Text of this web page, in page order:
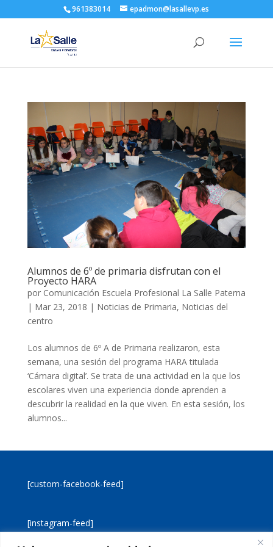
961383014 epadmon@lasallevp.es
Alumnos de 6º de primaria disfrutan con el
Proyecto HARA
por Comunicación Escuela Profesional La Salle Paterna
| Mar 23, 2018 | Noticias de Primaria, Noticias del
centro
Los alumnos de 6º A de Primaria realizaron, esta
semana, una sesión del programa HARA titulada
‘Cámara digital’. Se trata de una actividad en la que los
escolares viven una experiencia donde aprenden a
descubrir la realidad en la que viven. En esta sesión, los
alumnos...
[custom-facebook-feed]
[instagram-feed]